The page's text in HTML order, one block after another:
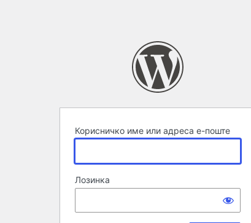
Корисничко име или адреса е-поште
Лозинка